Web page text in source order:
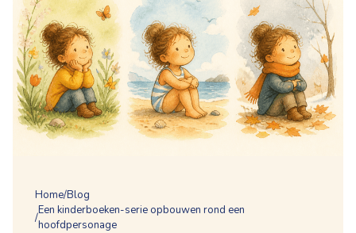
Home/Blog
/
Een kinderboeken-serie opbouwen rond een
hoofdpersonage